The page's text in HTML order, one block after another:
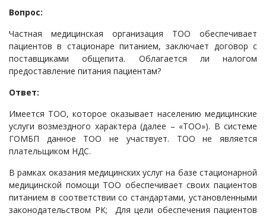
Государственные закупки
Предварительный квалификационный отбор «Самрук-
Қазына» (ПКО)
Некоммерческие организации
Лицензирование (разрешения и уведомления)
Исполнительное производство
Судопроизводство
Ответы государственных органов
Вопрос:
Частная медицинская организация ТОО обеспечивает
пациентов в стационаре питанием, заключает договор с
поставщиками общепита. Облагается ли налогом
предоставление питания пациентам?
Ответ:
Имеется ТОО, которое оказывает населению медицинские
услуги возмездного характера (далее – «ТОО»). В системе
ГОМБП данное ТОО не участвует. ТОО не является
плательщиком НДС.
В рамках оказания медицинских услуг на базе стационарной
медицинской помощи ТОО обеспечивает своих пациентов
питанием в соответствии со стандартами, установленными
законодательством РК; Для цели обеспечения пациентов